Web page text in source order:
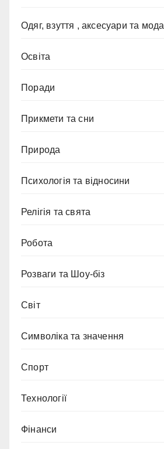
Одяг, взуття , аксесуари та мода
Освіта
Поради
Прикмети та сни
Природа
Психологія та відносини
Релігія та свята
Робота
Розваги та Шоу-біз
Світ
Символіка та значення
Спорт
Технології
Фінанси